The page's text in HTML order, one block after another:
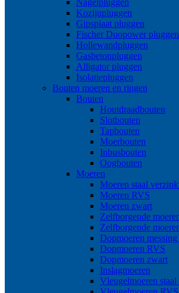
Nagelpluggen
Kozijnpluggen
Gipsplaat pluggen
Fischer Duopower pluggen
Hollewandpluggen
Gasbetonpluggen
Alligator pluggen
Isolatiepluggen
Bouten moeren en ringen
Bouten
Houtdraadbouten
Slotbouten
Tapbouten
Moerbouten
Inbusbouten
Oogbouten
Moeren
Moeren staal
Moeren RVS
Moeren zwart
Zelfborgende
Zelfborgende
Dopmoeren
Dopmoeren RVS
Dopmoeren zwart
Inslagmoeren
Vleugelmoeren